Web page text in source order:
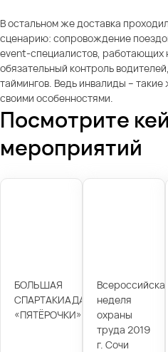
В остальном же доставка
сценарию: сопровождение
event-специалистов, работающих
обязательный контроль
таймингов. Ведь инвалиды –
своими особенностями.
Посмотрите
мероприятий
БОЛЬШАЯ
СПАРТАКИАДА
«ПЯТЁРОЧКИ»
Всероссийская
неделя
охраны
труда 2019
г. Сочи